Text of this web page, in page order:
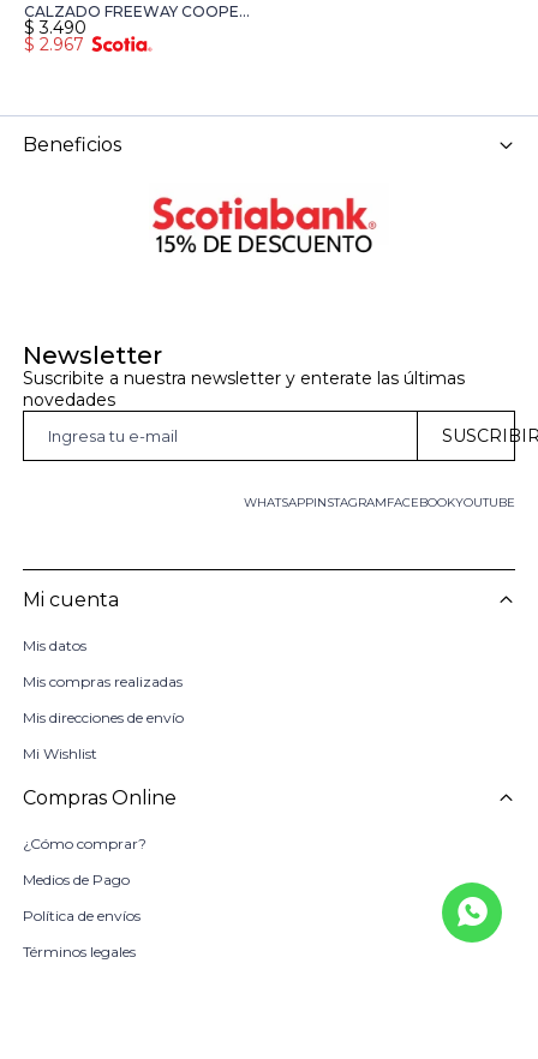
CALZADO FREEWAY COOPER
13 - KAKI
$ 3.490
$ 2.967
Newsletter
Suscribite a nuestra newsletter y enterate las últimas
novedades
WHATSAPP FACEBOOKYOUTUBE
INSTAGRAM
Mi cuenta
Mis datos
Mis compras realizadas
Mis direcciones de envío
Mi Wishlist
Compras Online
¿Cómo comprar?
Medios de Pago
Política de envíos
Términos legales
Beneficios